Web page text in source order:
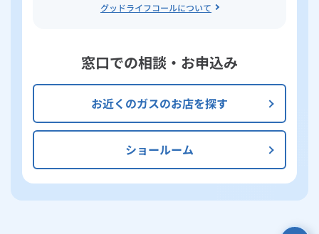
グッドライフコールについて
窓口での相談・お申込み
お近くのガスのお店を探す
ショールーム